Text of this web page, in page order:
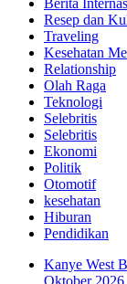
Berita
Resep dan
Traveling
Kesehatan
Relationship
Olah Raga
Teknologi
Selebritis
Selebritis
Ekonomi
Politik
Otomotif
kesehatan
Hiburan
Pendidikan
Kanye West
Oktober 2026